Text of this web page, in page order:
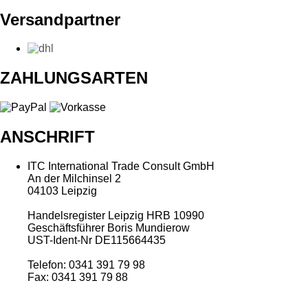
Versandpartner
ZAHLUNGSARTEN
ANSCHRIFT
ITC International Trade Consult GmbH
An der Milchinsel 2
04103 Leipzig
Handelsregister Leipzig HRB 10990
Geschäftsführer Boris Mundierow
UST-Ident-Nr DE115664435
Telefon: 0341 391 79 98
Fax: 0341 391 79 88